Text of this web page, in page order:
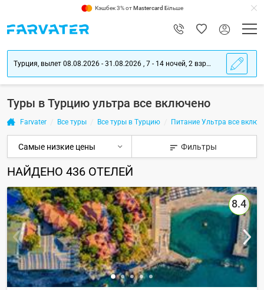
Кэшбек 3% отMastercard Більше
Турция, вылет 08.08.2026 - 31.08.2026 , 7 - 14 ночей, 2 взрослых
Туры в Турцию ультра все включено
Farvater Все туры Все туры в Турцию Питание Ультра все
Фильтры
НАЙДЕНО 436 ОТЕЛЕЙ
8.4